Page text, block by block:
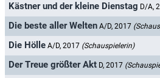
Kästner und der kleine Dienstag D/A,
Die beste aller Welten A/D, 2017
Die Hölle A/D, 2017 (Schauspielerin)
Der Treue größter Akt D, 2017